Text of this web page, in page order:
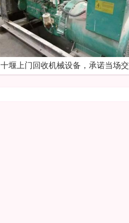
十堰上门回收机械设备，承诺当场交